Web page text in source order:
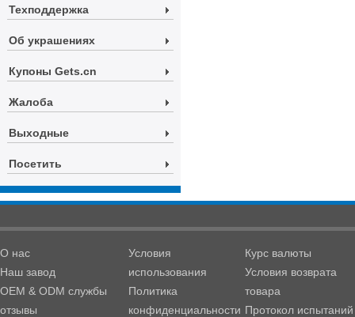
Техподдержка
Об украшениях
Купоны Gets.cn
Жалоба
Выходные
Посетить
О нас
Наш завод
OEM & ODM службы
отзывы
Условия
использования
Политика
конфиденциальности
Курс валюты
Условия возврата
товара
Протокол испытаний